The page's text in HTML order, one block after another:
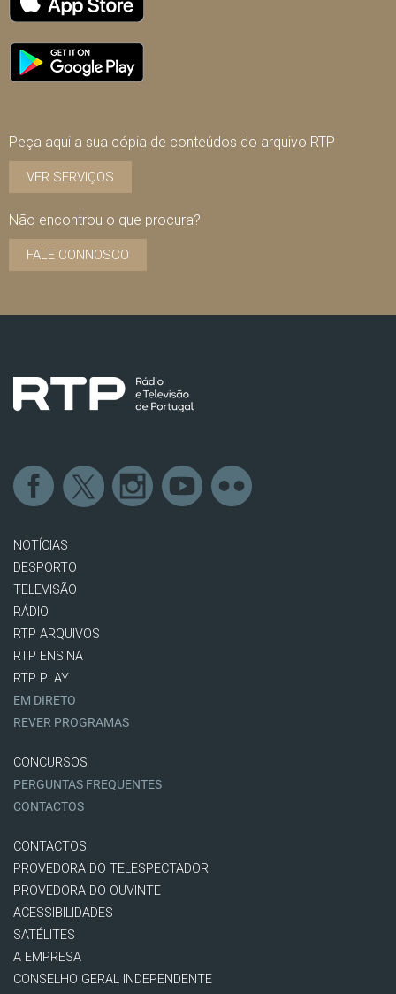
Peça aqui a sua cópia de conteúdos do arquivo RTP
VER SERVIÇOS
Não encontrou o que procura?
FALE CONNOSCO
NOTÍCIAS
DESPORTO
TELEVISÃO
RÁDIO
RTP ARQUIVOS
RTP ENSINA
RTP PLAY
EM DIRETO
REVER PROGRAMAS
CONCURSOS
PERGUNTAS FREQUENTES
CONTACTOS
CONTACTOS
PROVEDORA DO TELESPECTADOR
PROVEDORA DO OUVINTE
ACESSIBILIDADES
SATÉLITES
A EMPRESA
CONSELHO GERAL INDEPENDENTE